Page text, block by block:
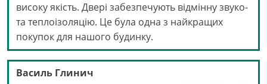
високу якість. Двері забезпечують відмінну звуко-
та теплоізоляцію. Це була одна з найкращих
покупок для нашого будинку.
Василь Глинич